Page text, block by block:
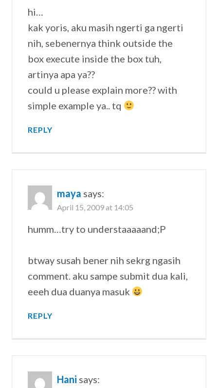
hi…
kak yoris, aku masih ngerti ga ngerti
nih, sebenernya think outside the
box execute inside the box tuh,
artinya apa ya??
could u please explain more?? with
simple example ya.. tq
REPLY
maya says:
April 15, 2009 at 14:05
humm…try to understaaaaand;P
btway susah bener nih sekrg ngasih
comment. aku sampe submit dua kali,
eeeh dua duanya masuk
REPLY
Hani says: